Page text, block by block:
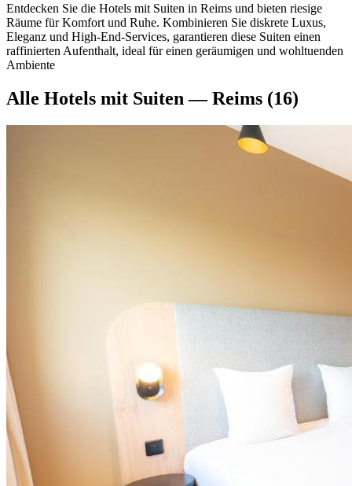
Entdecken Sie die Hotels mit Suiten in Reims und bieten riesige
Räume für Komfort und Ruhe. Kombinieren Sie diskrete Luxus,
Eleganz und High-End-Services, garantieren diese Suiten einen
raffinierten Aufenthalt, ideal für einen geräumigen und wohltuenden
Ambiente
Alle Hotels mit Suiten — Reims (16)